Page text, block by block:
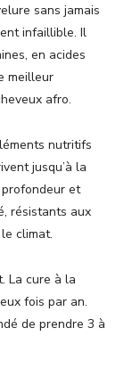
sans jamais
infaillible. Il
en acides
meilleur
afro.
nutritifs
jusqu’à la
et
résistants aux
climat.
La cure à la
fois par an.
de prendre 3 à